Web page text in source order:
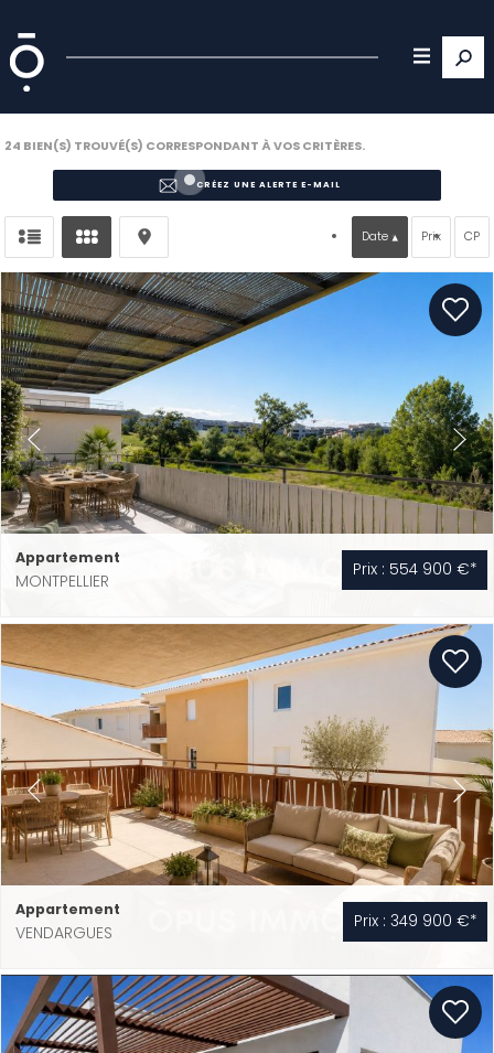
24 BIEN(S) TROUVÉ(S) CORRESPONDANT À VOS CRITÈRES.
CRÉEZ UNE ALERTE E-MAIL
Date Prix CP
Appartement
MONTPELLIER
Prix : 554 900 €*
Appartement
VENDARGUES
Prix : 349 900 €*